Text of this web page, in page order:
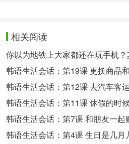
相关阅读
你以为地铁上大家都还在玩手机
韩语生活会话：第19课 更换商品
韩语生活会话：第12课 去汽车客
韩语生活会话：第11课 休假的时
韩语生活会话：第7课 和朋友一起
韩语生活会话：第4课 生日是几月